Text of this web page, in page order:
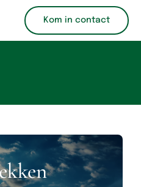
Kom in contact